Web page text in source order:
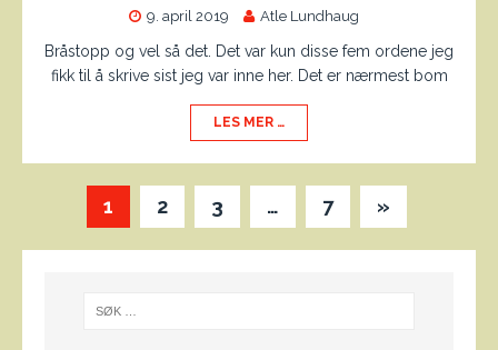
9. april 2019 Atle Lundhaug
Bråstopp og vel så det. Det var kun disse fem ordene jeg
fikk til å skrive sist jeg var inne her. Det er nærmest bom
LES MER …
1 2 3 … 7 »